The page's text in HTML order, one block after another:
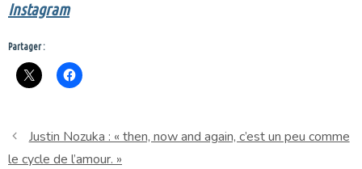
Instagram
Partager :
Justin Nozuka : « then, now and again, c’est un peu comme
le cycle de l’amour. »